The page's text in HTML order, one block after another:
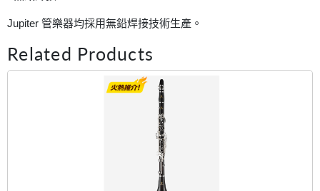
Jupiter 管樂器均採用無鉛焊接技術生產。
Related Products